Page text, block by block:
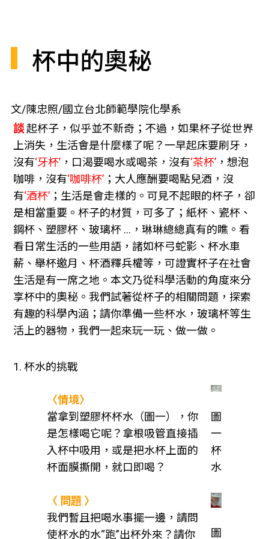
杯中的奧秘
文/陳忠照/國立台北師範學院化學系
談起杯子，似乎並不新奇；不過，如果杯子從世界
上消失，生活會是什麼樣了呢？一早起床要刷牙，
沒有‘牙杯’，口渴要喝水或喝茶，沒有‘茶杯’，想泡
咖啡，沒有‘咖啡杯’；大人應酬要喝點兒酒，沒
有‘酒杯’；生活是會走樣的。可見不起眼的杯子，卻
是相當重要。杯子的材質，可多了；紙杯、瓷杯、
鋼杯、塑膠杯、玻璃杯 ...，琳琳總總真有的瞧。看
看日常生活的一些用語，諸如杯弓蛇影、杯水車
薪、舉杯邀月、杯酒釋兵權等，可證實杯子在社會
生活是有一席之地。本文乃從科學活動的角度來分
享杯中的奧秘。我們試著從杯子的相關問題，探索
有趣的科學內涵；請你準備一些杯水，玻璃杯等生
活上的器物，我們一起來玩一玩、做一做。
1. 杯水的挑戰
〈情境〉
當拿到塑膠杯杯水（圖一），你
是怎樣喝它呢？拿根吸管直接插
入杯中吸用，或是把水杯上面的
杯面膜撕開，就口即喝？
〈 問題 〉
我們暫且把喝水事擺一邊，請問
使杯水的水“跑”出杯外來？請你
圖
一
杯
水
圖